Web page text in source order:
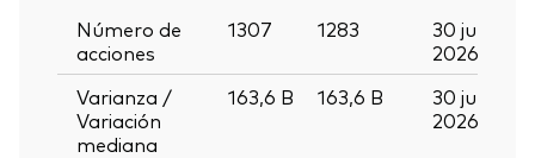
Número de
acciones
1307 1283
30 jun
2026
Varianza /
Variación
mediana
163,6 B 163,6 B
30 jun
2026